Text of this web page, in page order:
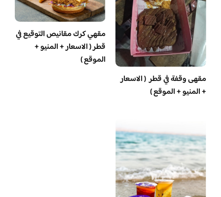
مقهى وقفة في قطر ( الاسعار
+ المنيو + الموقع )
مقهي كرك مقانيص التوقيع في
قطر ( الاسعار + المنيو +
الموقع )